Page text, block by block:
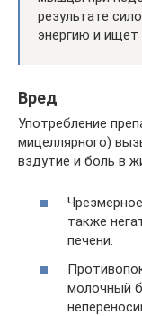
результате
энергию и ищет
Вред
Употребление
мицеллярного)
вздутие и боль в
также
печени.
молочный